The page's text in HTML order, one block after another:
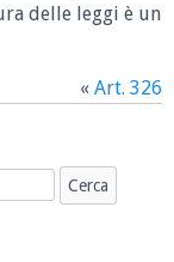
delle leggi è un
« Art. 326